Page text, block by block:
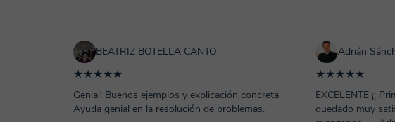
BEATRIZ BOTELLA CANTO
★★★★★
Genial! Buenos ejemplos y explicación concreta.
Ayuda genial en la resolución de problemas.
Adrián
★★★★★
EXCELENTE ¡¡
quedado muy